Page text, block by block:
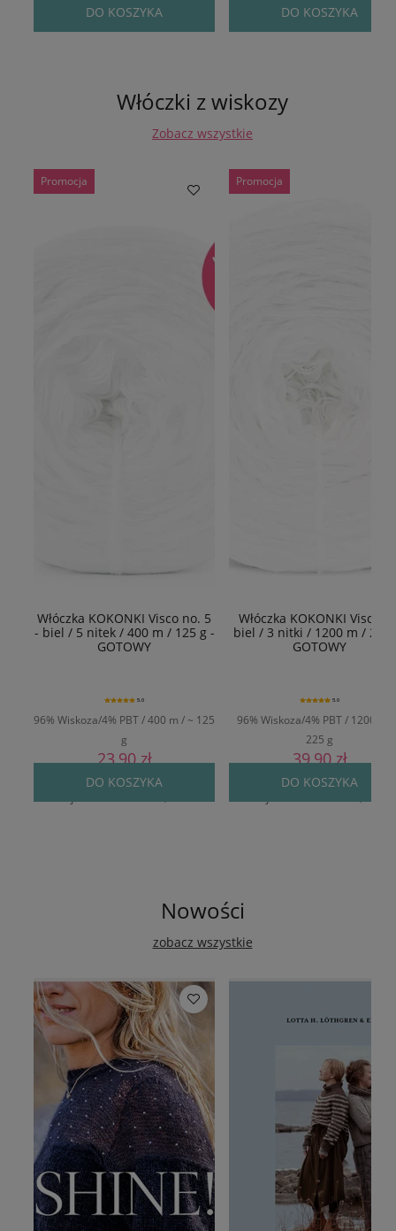
DO KOSZYKA DO KOSZYKA
Włóczki z wiskozy
Zobacz wszystkie
Włóczka KOKONKI Visco no. 5
- biel / 5 nitek / 400 m / 125 g -
GOTOWY
96% Wiskoza/4% PBT / 400 m / ~ 125
g
5.0
23,90 zł
Cena regularna:29,90 zł
DO KOSZYKA
Promocja
Włóczka KOKONKI
biel / 3 nitki / 1200 m /
GOTOWY
96% Wiskoza/4% PBT / 1200 m /
225 g
5.0
39,90 zł
Cena regularna:49,90 zł
DO KOSZYKA
Promocja
Nowości
zobacz wszystkie